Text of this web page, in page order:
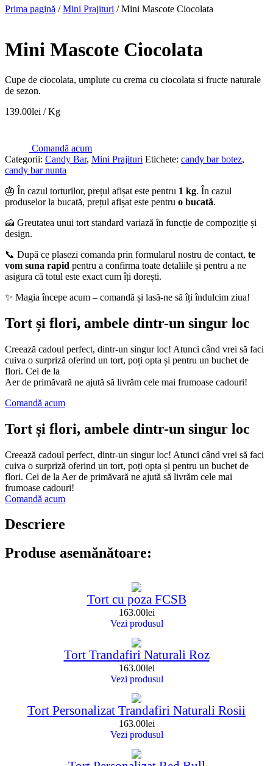
Prima pagină /Mini Prajituri / Mini Mascote Ciocolata
Mini Mascote Ciocolata
Cupe de ciocolata, umplute cu crema cu ciocolata si fructe naturale
de sezon.
139.00lei / Kg
Comandă acum
Categorii: Candy Bar, Mini Prajituri Etichete: candy bar botez,
candy bar nunta
🎂 În cazul torturilor, prețul afișat este pentru 1 kg. În cazul
produselor la bucată, prețul afișat este pentru o bucată.
🍰 Greutatea unui tort standard variază în funcție de compoziție și
design.
📞 După ce plasezi comanda prin formularul nostru de contact, te
vom suna rapid pentru a confirma toate detaliile și pentru a ne
asigura că totul este exact cum îți dorești.
✨ Magia începe acum – comandă și lasă-ne să îți îndulcim ziua!
Tort și flori, ambele dintr-un singur loc
Creează cadoul perfect, dintr-un singur loc! Atunci când vrei să faci
cuiva o surpriză oferind un tort, poți opta și pentru un buchet de
flori. Cei de la
Aer de primăvară ne ajută să livrăm cele mai frumoase cadouri!
Comandă acum
Tort și flori, ambele dintr-un singur loc
Creează cadoul perfect, dintr-un singur loc! Atunci când vrei să faci
cuiva o surpriză oferind un tort, poți opta și pentru un buchet de
flori. Cei de la Aer de primăvară ne ajută să livrăm cele mai
frumoase cadouri!
Comandă acum
Descriere
Produse asemănătoare:
Tort cu poza FCSB
163.00lei
Vezi produsul
Tort Trandafiri Naturali Roz
163.00lei
Vezi produsul
Tort Personalizat Trandafiri Naturali Rosii
163.00lei
Vezi produsul